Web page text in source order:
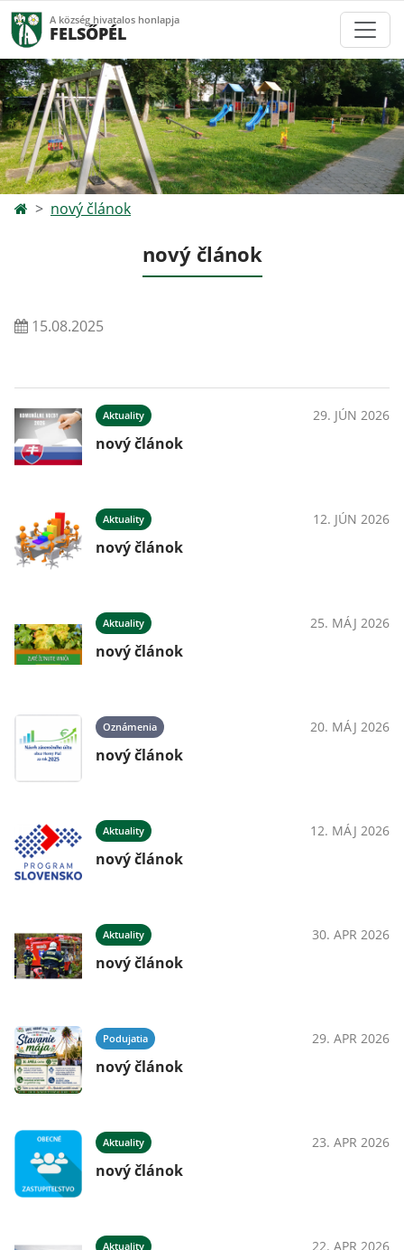
A község hivatalos honlapja
FELSŐPÉL
nový článok
nový článok
15.08.2025
Aktuality 29. JÚN 2026
nový článok
Aktuality 12. JÚN 2026
nový článok
Aktuality 25. MÁJ 2026
nový článok
Oznámenia 20. MÁJ 2026
nový článok
Aktuality 12. MÁJ 2026
nový článok
Aktuality 30. APR 2026
nový článok
Podujatia 29. APR 2026
nový článok
Aktuality 23. APR 2026
nový článok
Aktuality 22. APR 2026